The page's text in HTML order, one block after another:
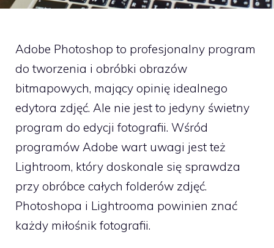
Adobe Photoshop to profesjonalny program
do tworzenia i obróbki obrazów
bitmapowych, mający opinię idealnego
edytora zdjęć. Ale nie jest to jedyny świetny
program do edycji fotografii. Wśród
programów Adobe wart uwagi jest też
Lightroom, który doskonale się sprawdza
przy obróbce całych folderów zdjęć.
Photoshopa i Lightrooma powinien znać
każdy miłośnik fotografii.